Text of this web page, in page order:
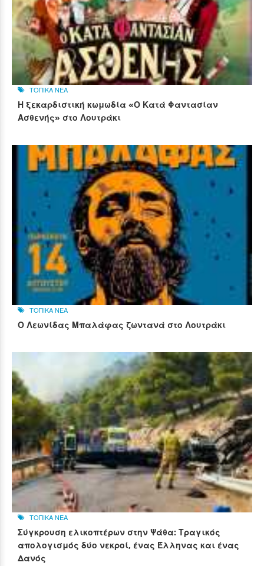
ΤΟΠΙΚΑ ΝΕΑ
Η ξεκαρδιστική κωμωδία «Ο Κατά Φαντασίαν
Ασθενής» στο Λουτράκι
ΤΟΠΙΚΑ ΝΕΑ
Ο Λεωνίδας Μπαλάφας ζωντανά στο Λουτράκι
ΤΟΠΙΚΑ ΝΕΑ
Σύγκρουση ελικοπτέρων στην Ψάθα: Τραγικός
απολογισμός δύο νεκροί, ένας Έλληνας και ένας
Δανός